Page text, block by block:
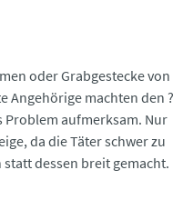
oder Grabgestecke von
Angehörige machten den ?
Problem aufmerksam. Nur
da die Täter schwer zu
dessen breit gemacht.